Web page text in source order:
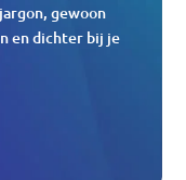
gewoon
en dichter bij je